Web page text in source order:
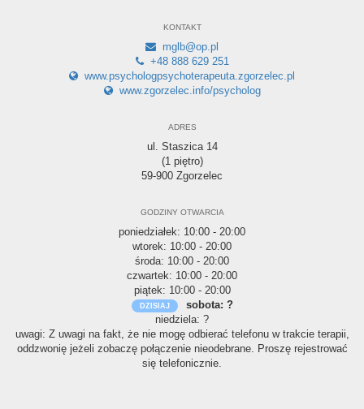
KONTAKT
mglb@op.pl
+48 888 629 251
www.psychologpsychoterapeuta.zgorzelec.pl
www.zgorzelec.info/psycholog
ADRES
ul. Staszica 14
(1 piętro)
59-900 Zgorzelec
GODZINY OTWARCIA
poniedziałek: 10:00 - 20:00
wtorek: 10:00 - 20:00
środa: 10:00 - 20:00
czwartek: 10:00 - 20:00
piątek: 10:00 - 20:00
sobota: ?
niedziela: ?
uwagi: Z uwagi na fakt, że nie mogę odbierać telefonu w trakcie terapii,
oddzwonię jeżeli zobaczę połączenie nieodebrane. Proszę rejestrować
się telefonicznie.